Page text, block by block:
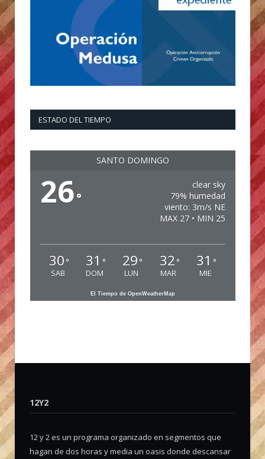
ESTADO DEL TIEMPO
SANTO DOMINGO
26°
clear sky
79% humedad
viento: 3m/s NE
MAX 27 • MIN 25
30 °
SAB
31 °
DOM
29 °
LUN
32 °
MAR
31 °
MIE
El Tiempo de OpenWeatherMap
12Y2
12 y 2 es un programa organizado en segmentos que
hagan de dos horas y media un oasis donde descansar